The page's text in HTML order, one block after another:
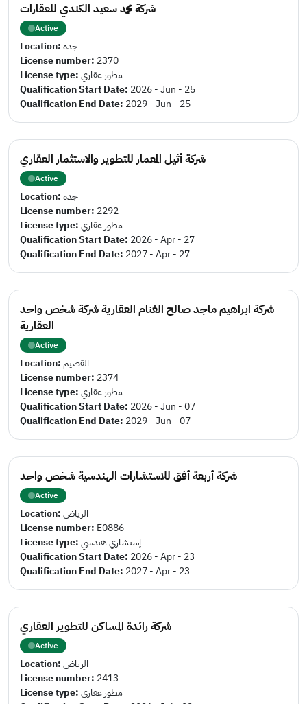
شركة محمد سعيد الكندي للعقارات
Active
Location:جده
License number: 2370
License type:مطور عقاري
Qualification Start Date: 2026 - Jun - 25
Qualification End Date: 2029 - Jun - 25
شركة أثيل المعمار للتطوير والاستثمار العقاري
Active
Location:جده
License number: 2292
License type:مطور عقاري
Qualification Start Date: 2026 - Apr - 27
Qualification End Date: 2027 - Apr - 27
شركة ابراهيم ماجد صالح الغنام العقارية شركة شخص واحد
العقارية
Active
Location:القصيم
License number: 2374
License type:مطور عقاري
Qualification Start Date: 2026 - Jun - 07
Qualification End Date: 2029 - Jun - 07
شركة أربعة أفق للاستشارات الهندسية شخص واحد
Active
Location:الرياض
License number: E0886
License type:إستشاري هندسي
Qualification Start Date: 2026 - Apr - 23
Qualification End Date: 2027 - Apr - 23
شركة رائدة المساكن للتطوير العقاري
Active
Location:الرياض
License number: 2413
License type:مطور عقاري